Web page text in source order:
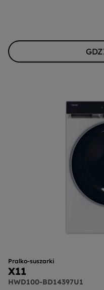
Pralko-suszarki
X11
HWD100-BD14397U1